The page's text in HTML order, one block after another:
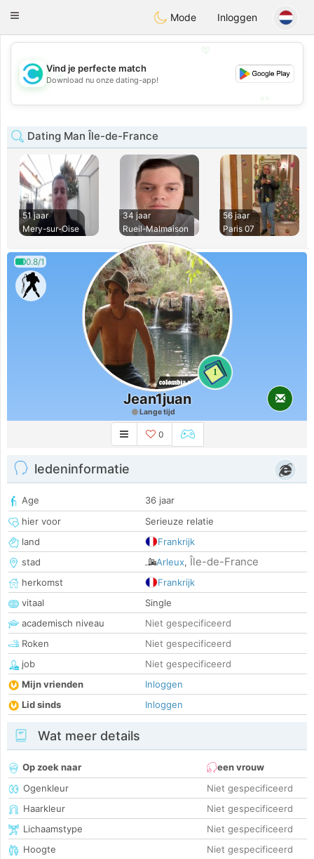
olombiaCitas
Toggle
Mode Inloggen
💖
💕
Vind je perfecte match
Download nu onze dating-app!
Dating Man Île-de-France
51 jaar
Mery-sur-Oise
34 jaar
Rueil-Malmaison
56 jaar
Paris 07
0.8/1
1
Jean1juan
Lange tijd
0
ledeninformatie
Age
36 jaar
hier voor
Serieuze relatie
land
Frankrijk
stad
Arleux, Île-de-France
herkomst
Frankrijk
vitaal
Single
academisch niveau
Niet gespecificeerd
Roken
Niet gespecificeerd
job
Niet gespecificeerd
Mijn vrienden
Inloggen
Lid sinds
Inloggen
Wat meer details
Op zoek naar
een vrouw
Ogenkleur
Niet gespecificeerd
Haarkleur
Niet gespecificeerd
Lichaamstype
Niet gespecificeerd
Hoogte
Niet gespecificeerd